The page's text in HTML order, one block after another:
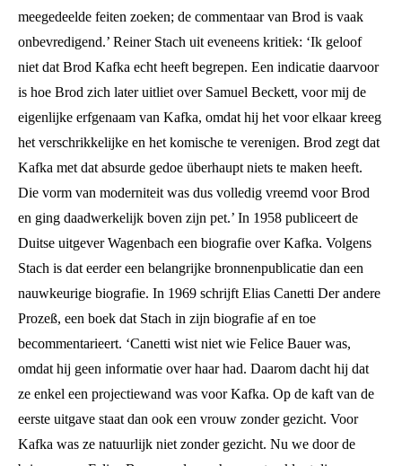
meegedeelde feiten zoeken; de commentaar van Brod is vaak
onbevredigend.’ Reiner Stach uit eveneens kritiek: ‘Ik geloof
niet dat Brod Kafka echt heeft begrepen. Een indicatie daarvoor
is hoe Brod zich later uitliet over Samuel Beckett, voor mij de
eigenlijke erfgenaam van Kafka, omdat hij het voor elkaar kreeg
het verschrikkelijke en het komische te verenigen. Brod zegt dat
Kafka met dat absurde gedoe überhaupt niets te maken heeft.
Die vorm van moderniteit was dus volledig vreemd voor Brod
en ging daadwerkelijk boven zijn pet.’ In 1958 publiceert de
Duitse uitgever Wagenbach een biografie over Kafka. Volgens
Stach is dat eerder een belangrijke bronnenpublicatie dan een
nauwkeurige biografie. In 1969 schrijft Elias Canetti Der andere
Prozeß, een boek dat Stach in zijn biografie af en toe
becommentarieert. ‘Canetti wist niet wie Felice Bauer was,
omdat hij geen informatie over haar had. Daarom dacht hij dat
ze enkel een projectiewand was voor Kafka. Op de kaft van de
eerste uitgave staat dan ook een vrouw zonder gezicht. Voor
Kafka was ze natuurlijk niet zonder gezicht. Nu we door de